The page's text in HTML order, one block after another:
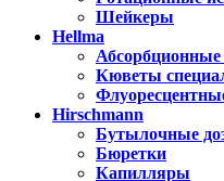
Шейкеры
Hellma
Кюветы
Hirschmann
Бутылочные
Бюретки
Капилляры